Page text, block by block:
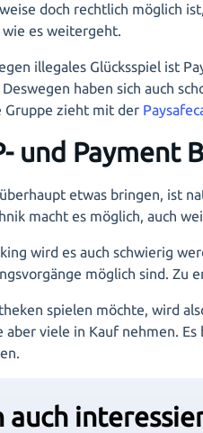
doch rechtlich möglich
es weitergeht.
illegales Glücksspiel ist
haben sich auch
Gruppe zieht mit der
und Payment
etwas bringen, ist
macht es möglich, auch
wird es auch schwierig
möglich sind. Zu
spielen möchte, wird
viele in Kauf nehmen.
auch